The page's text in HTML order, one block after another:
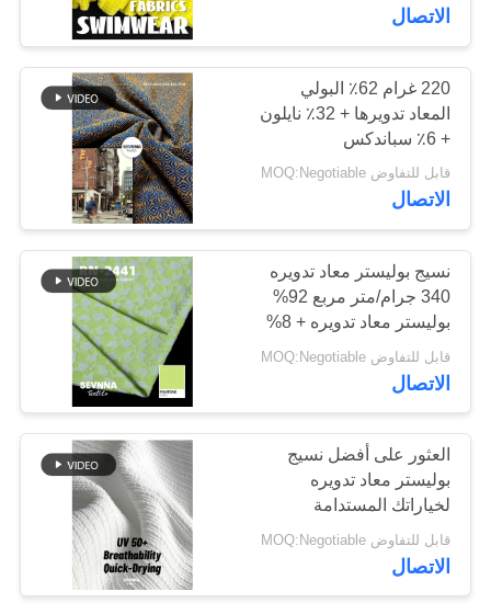
جولة
في
المعمل
مراقبة
الجودة
اتصل
أخبار
حالات
خريطة
الموقع
أقمشة بوليستر معاد
تدويره
117
أقمشة ليكرا المعاد
تدويرها
72
64
الاتصال
220 غرام 62٪ البولي
المعاد تدويرها + 32٪ نايلون
+ 6٪ سباندكس
قابل للتفاوض MOQ:Negotiable
الاتصال
نسيج بوليستر معاد تدويره
340 جرام/متر مربع 92%
بوليستر معاد تدويره + 8%
سباندكس معاد تدويره RN-
2441
قابل للتفاوض MOQ:Negotiable
الاتصال
العثور على أفضل نسيج
بوليستر معاد تدويره
لخياراتك المستدامة
وصديقة للبيئة
قابل للتفاوض MOQ:Negotiable
الاتصال